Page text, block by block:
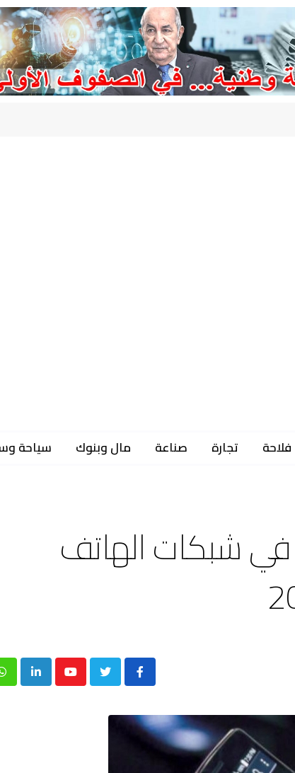
فلاحة تجارة صناعة مال وبنوك سياحة
في شبكات الهاتف
Youtube